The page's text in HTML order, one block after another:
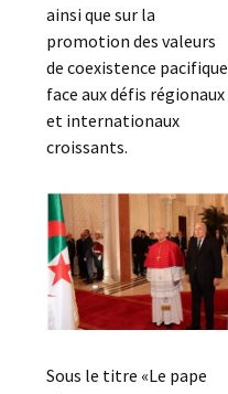
ainsi que sur la
promotion des valeurs
de coexistence pacifique
face aux défis régionaux
et internationaux
croissants.
Sous le titre «Le pape